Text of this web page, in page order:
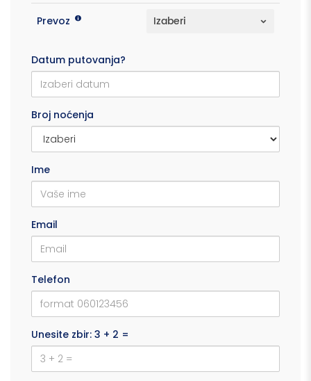
Prevoz
Datum putovanja?
Broj noćenja
Ime
Email
Telefon
Unesite zbir: 3 + 2 =